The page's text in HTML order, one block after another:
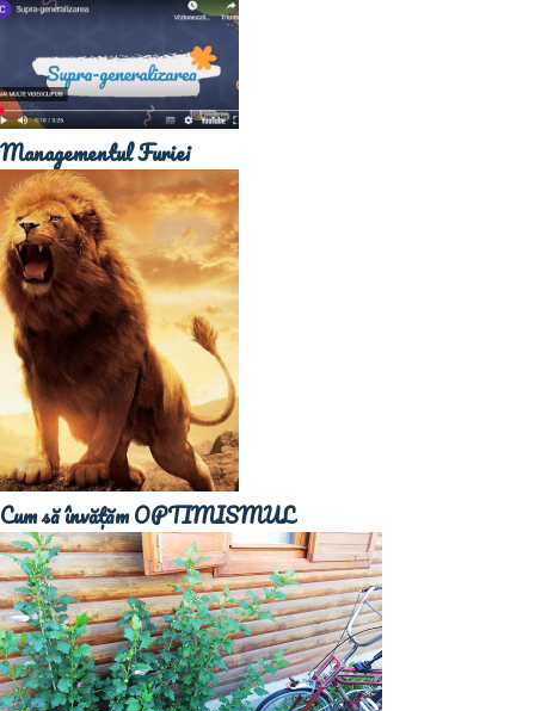
Managementul Furiei
Cum să învățăm OPTIMISMUL